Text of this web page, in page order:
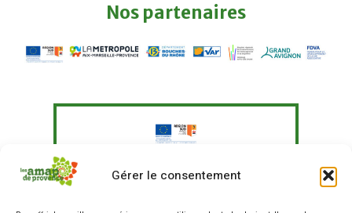
Gérer le consentement
Nos partenaires
Le Fonds Européen Agricole pour le